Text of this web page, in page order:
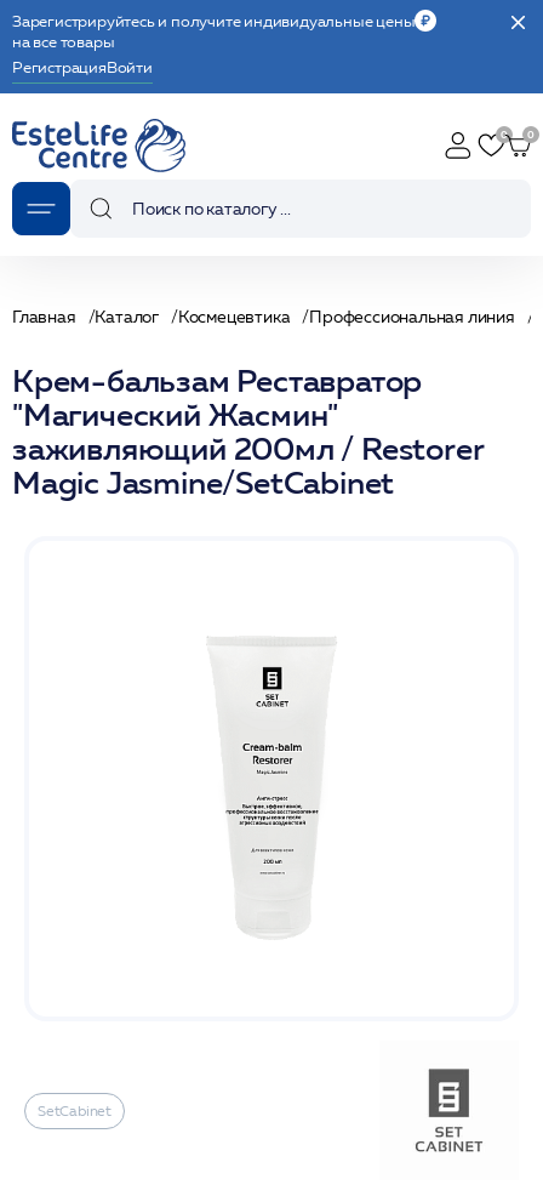
Зарегистрируйтесь и получите индивидуальные цены
на все товары
РегистрацияВойти
Главная Каталог Космецевтика Профессиональная линия
Крем-бальзам Реставратор
"Магический Жасмин"
заживляющий 200мл / Restorer
Magic Jasmine/SetCabinet
SetCabinet